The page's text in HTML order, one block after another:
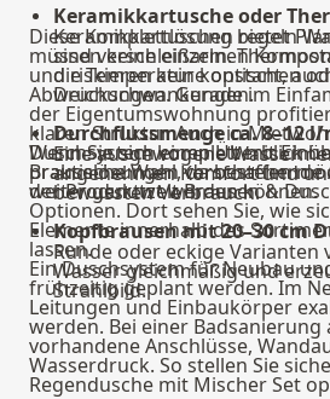
Keramikkartusche oder
Keramikkartuschen regeln
sind verschleißarm.
die Temperatur konstant,
Druckschwankungen.
Durchflussmenge ca. 8–12
Eine ausgewogene
angenehmen Komfort und
bewussten Verbrauch.
Kopfbrausen mit 20–30 cm
Runde oder eckige Varianten
Wasser gleichmäßig und
Strahlbild.
Diese Komplettlösung bietet
müssen keine einzelnen
und riskieren keine optischen
Abweichungen. Gerade im
der Eigentumswohnung
klaren Struktur. Auch in
Duschsystem komplett mit
praktische Wahl, da
weiter genutzt werden können.
Wenn Sie sich einen Überblick
Brauselösungen verschaffen
der ProduktweltBrausen &
Optionen. Dort sehen Sie, wie
Elemente innerhalb des
lassen.
Ein Duschsystem für Neubau
frühzeitig geplant werden. Im
Leitungen und Einbaukörper
werden. Bei einer Badsanierung
vorhandene Anschlüsse,
Wasserdruck. So stellen Sie
Regendusche mit Mischer Set